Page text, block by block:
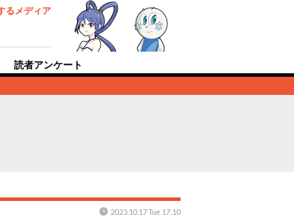
るメディア
読者アンケート
2023.10.17 Tue 17:10